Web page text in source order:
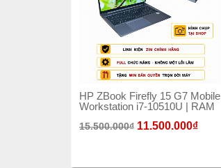
HP ZBook Firefly 15 G7 Mobile
Workstation i7-10510U | RAM
15.500.000₫ 11.500.000₫